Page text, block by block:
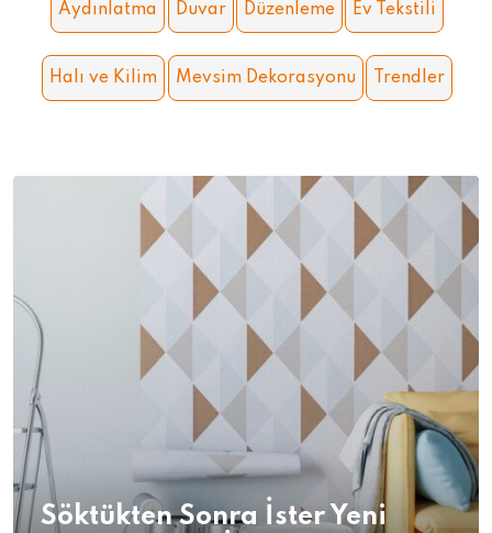
Aydınlatma Duvar Düzenleme Ev Tekstili
Halı ve Kilim Mevsim Dekorasyonu Trendler
Söktükten Sonra İster Yeni